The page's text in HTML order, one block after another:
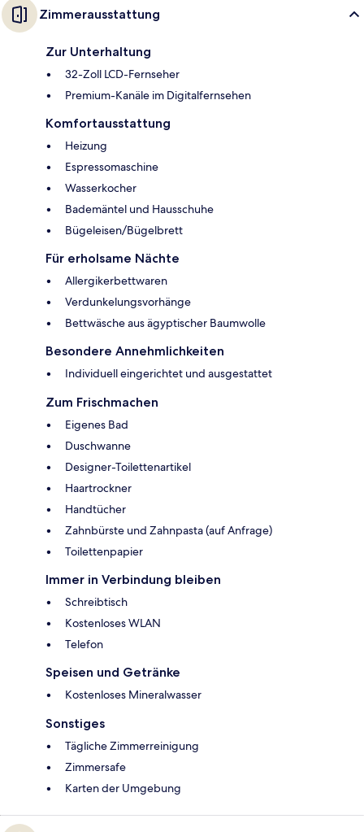
Zimmerausstattung
Zur Unterhaltung
32-Zoll LCD-Fernseher
Premium-Kanäle im Digitalfernsehen
Komfortausstattung
Heizung
Espressomaschine
Wasserkocher
Bademäntel und Hausschuhe
Bügeleisen/Bügelbrett
Für erholsame Nächte
Allergikerbettwaren
Verdunkelungsvorhänge
Bettwäsche aus ägyptischer Baumwolle
Besondere Annehmlichkeiten
Individuell eingerichtet und ausgestattet
Zum Frischmachen
Eigenes Bad
Duschwanne
Designer-Toilettenartikel
Haartrockner
Handtücher
Zahnbürste und Zahnpasta (auf Anfrage)
Toilettenpapier
Immer in Verbindung bleiben
Schreibtisch
Kostenloses WLAN
Telefon
Speisen und Getränke
Kostenloses Mineralwasser
Sonstiges
Tägliche Zimmerreinigung
Zimmersafe
Karten der Umgebung